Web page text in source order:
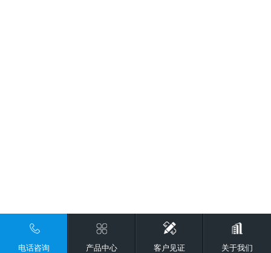
电话咨询 产品中心 客户见证 关于我们